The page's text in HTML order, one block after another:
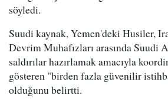
söyledi.
Suudi kaynak, Yemen'deki Husiler,
Devrim Muhafızları arasında Suudi
saldırılar hazırlamak amacıyla
gösteren "birden fazla güvenilir
olduğunu belirtti.